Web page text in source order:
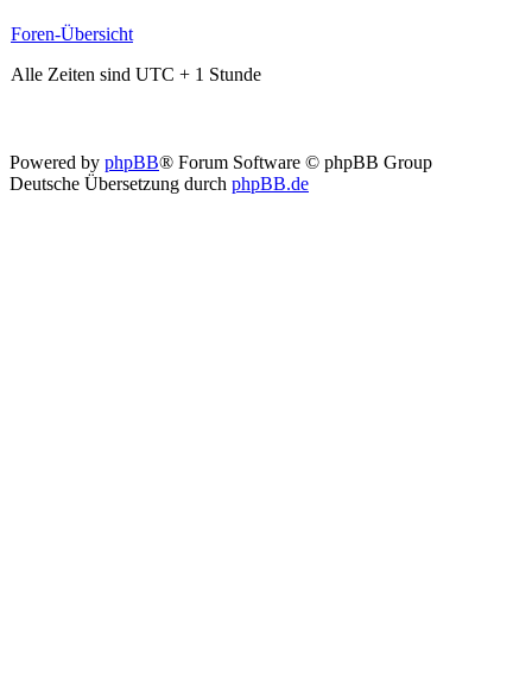
Foren-Übersicht
Alle Zeiten sind UTC + 1 Stunde
Powered by phpBB® Forum Software © phpBB Group
Deutsche Übersetzung durch phpBB.de